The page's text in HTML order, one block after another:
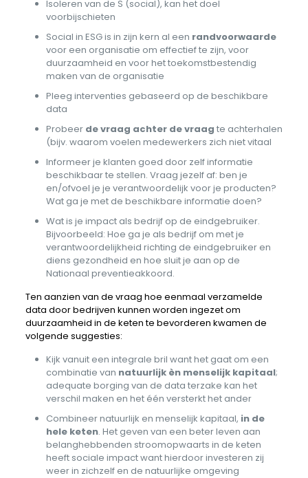
Isoleren van de S (social), kan het doel
voorbijschieten
Social in ESG is in zijn kern al een randvoorwaarde
voor een organisatie om effectief te zijn, voor
duurzaamheid en voor het toekomstbestendig
maken van de organisatie
Pleeg interventies gebaseerd op de beschikbare
data
Probeer de vraag achter de vraag te achterhalen
(bijv. waarom voelen medewerkers zich niet vitaal
Informeer je klanten goed door zelf informatie
beschikbaar te stellen. Vraag jezelf af: ben je
en/ofvoel je je verantwoordelijk voor je producten?
Wat ga je met de beschikbare informatie doen?
Wat is je impact als bedrijf op de eindgebruiker.
Bijvoorbeeld: Hoe ga je als bedrijf om met je
verantwoordelijkheid richting de eindgebruiker en
diens gezondheid en hoe sluit je aan op de
Nationaal preventieakkoord.
Ten aanzien van de vraag hoe eenmaal verzamelde
data door bedrijven kunnen worden ingezet om
duurzaamheid in de keten te bevorderen kwamen de
volgende suggesties:
Kijk vanuit een integrale bril want het gaat om een
combinatie van natuurlijk èn menselijk kapitaal;
adequate borging van de data terzake kan het
verschil maken en het één versterkt het ander
Combineer natuurlijk en menselijk kapitaal, in de
hele keten. Het geven van een beter leven aan
belanghebbenden stroomopwaarts in de keten
heeft sociale impact want hierdoor investeren zij
weer in zichzelf en de natuurlijke omgeving